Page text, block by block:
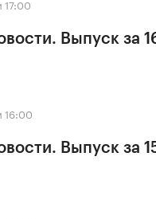
17:00
Выпуск за
16:00
Выпуск за